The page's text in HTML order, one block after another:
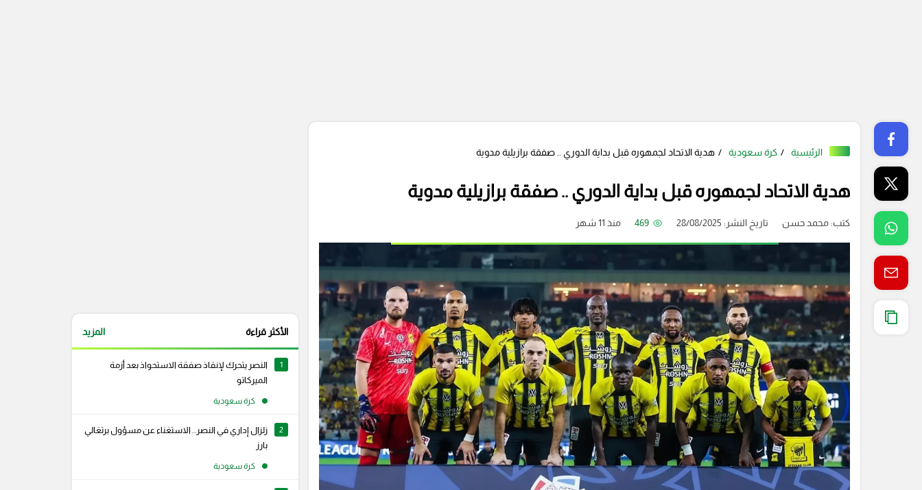
الرئيسية كرة سعودية هدية الاتحاد لجمهوره قبل بداية الدوري .. صفقة برازيلية مدوية
هدية الاتحاد لجمهوره قبل بداية الدوري .. صفقة برازيلية مدوية
كتب:محمد حسن تاريخ النشر: 28/08/2025 469 منذ 11 شهر
الأكثر قراءة المزيد
1
النصر يتحرك لإنقاذ صفقة الاستحواذ بعد أزمة
الميركاتو
كرة سعودية
2
زلزال إداري في النصر.. الاستغناء عن مسؤول برتغالي
بارز
كرة سعودية